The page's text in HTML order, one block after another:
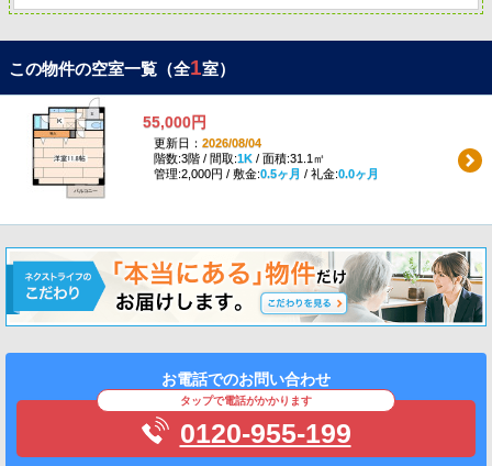
この物件の空室一覧（全1室）
55,000円
更新日： 2026/08/04
階数:3階 / 間取:1K/ 面積:31.1㎡
管理:2,000円 / 敷金:0.5ヶ月 / 礼金:0.0ヶ月
お電話でのお問い合わせ
タップで電話がかかります
0120-955-199